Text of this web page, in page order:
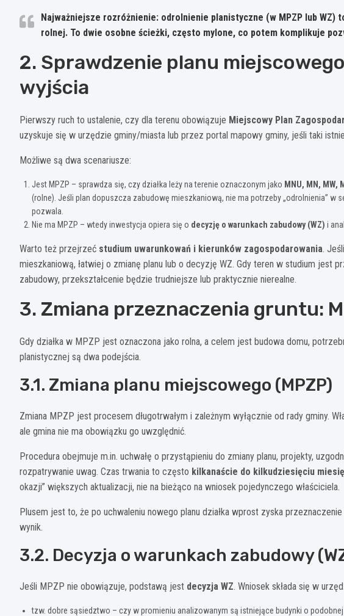
Najważniejsze rozróżnienie: odrolnienie planistyczne (w MPZP lub WZ)
rolnej. To dwie osobne ścieżki, często mylone, co potem komplikuje
2. Sprawdzenie planu
wyjścia
Pierwszy ruch to ustalenie, czy dla terenu obowiązuje Miejscowy Plan
uzyskuje się w urzędzie gminy/miasta lub przez portal mapowy gminy, jeśli taki
Możliwe są dwa scenariusze:
Jest MPZP – sprawdza się, czy działka leży na terenie oznaczonym jako MNU, MN, MW,
(rolne). Jeśli plan dopuszcza zabudowę mieszkaniową, nie ma potrzeby „odrolnienia” w
pozwala.
Nie ma MPZP – wtedy inwestycja opiera się o decyzję o warunkach zabudowy (WZ) i
Warto też przejrzeć studium uwarunkowań i kierunków zagospodarowania.
mieszkaniową, łatwiej o zmianę planu lub o decyzję WZ. Gdy teren w studium jest
zabudowy, przekształcenie będzie trudniejsze lub praktycznie nierealne.
3. Zmiana przeznaczenia gruntu:
Gdy działka w MPZP jest oznaczona jako rolna, a celem jest budowa domu,
planistycznej są dwa podejścia.
3.1. Zmiana planu miejscowego (MPZP)
Zmiana MPZP jest procesem długotrwałym i zależnym wyłącznie od rady gminy.
ale gmina nie ma obowiązku go uwzględnić.
Procedura obejmuje m.in. uchwałę o przystąpieniu do zmiany planu, projekty,
rozpatrywanie uwag. Czas trwania to często kilkanaście do kilkudziesięciu
okazji” większych aktualizacji, nie na bieżąco na wniosek pojedynczego właściciela.
Plusem jest to, że po uchwaleniu nowego planu działka wprost zyska
wynik.
3.2. Decyzja o warunkach zabudowy
Jeśli MPZP nie obowiązuje, podstawą jest decyzja WZ. Wniosek składa się w
tzw. dobre sąsiedztwo – czy w promieniu analizowanym są istniejące budynki o